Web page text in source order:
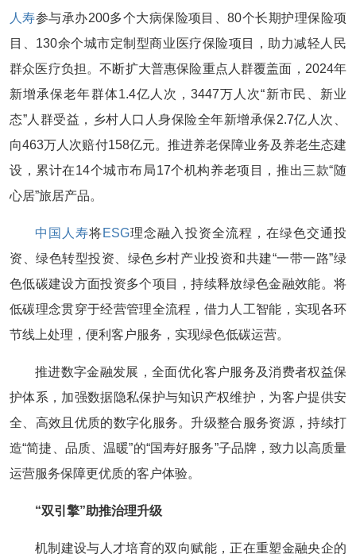
人寿参与承办200多个大病保险项目、80个长期护理保险项
目、130余个城市定制型商业医疗保险项目，助力减轻人民
群众医疗负担。不断扩大普惠保险重点人群覆盖面，2024年
新增承保老年群体1.4亿人次，3447万人次“新市民、新业
态”人群受益，乡村人口人身保险全年新增承保2.7亿人次、
向463万人次赔付158亿元。推进养老保障业务及养老生态建
设，累计在14个城市布局17个机构养老项目，推出三款“随
心居”旅居产品。
中国人寿将ESG理念融入投资全流程，在绿色交通投
资、绿色转型投资、绿色乡村产业投资和共建“一带一路”绿
色低碳建设方面投资多个项目，持续释放绿色金融效能。将
低碳理念贯穿于经营管理全流程，借力人工智能，实现各环
节线上处理，便利客户服务，实现绿色低碳运营。
推进数字金融发展，全面优化客户服务及消费者权益保
护体系，加强数据隐私保护与知识产权维护，为客户提供安
全、高效且优质的数字化服务。升级整合服务资源，持续打
造“简捷、品质、温暖”的“国寿好服务”子品牌，致力以高质量
运营服务保障更优质的客户体验。
“双引擎”助推治理升级
机制建设与人才培育的双向赋能，正在重塑金融央企的